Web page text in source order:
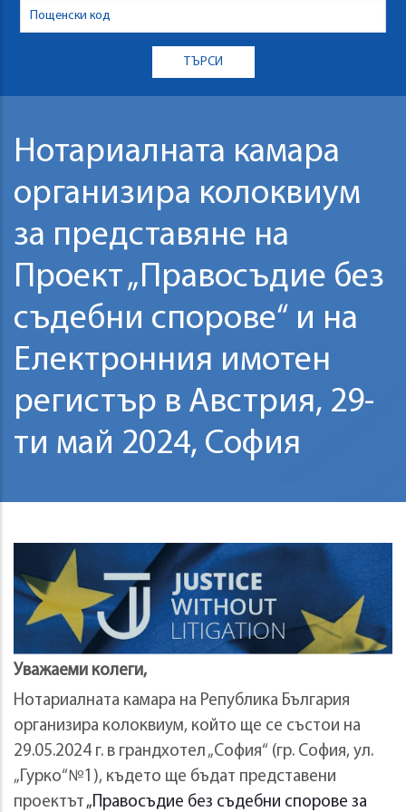
Нотариалната камара
организира колоквиум
за представяне на
Проект „Правосъдие без
съдебни спорове“ и на
Електронния имотен
регистър в Австрия, 29-
ти май 2024, София
Уважаеми колеги,
Нотариалната камара на Република България
организира колоквиум, който ще се състои на
29.05.2024 г. в грандхотел „София“ (гр. София, ул.
„Гурко“№1), където ще бъдат представени
проектът „Правосъдие без съдебни спорове за